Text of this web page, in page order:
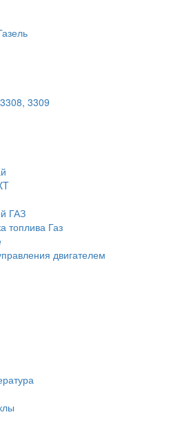
3309
ГАЗ
топлива Газ
двигателем